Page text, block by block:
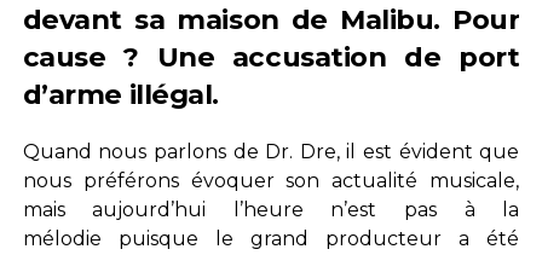
devant sa maison de Malibu. Pour
cause ? Une accusation de port
d’arme illégal.
Quand nous parlons de Dr. Dre, il est évident que
nous préférons évoquer son actualité musicale,
mais aujourd’hui l’heure n’est pas à la
mélodie puisque le grand producteur a été